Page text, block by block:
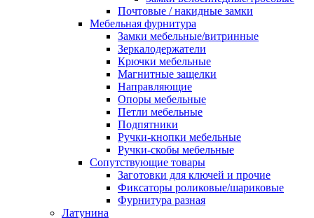
Почтовые / накидные замки
Мебельная фурнитура
Замки мебельные/витринные
Зеркалодержатели
Крючки мебельные
Магнитные защелки
Направляющие
Опоры мебельные
Петли мебельные
Подпятники
Ручки-кнопки мебельные
Ручки-скобы мебельные
Сопутствующие товары
Заготовки для ключей и прочие
Фиксаторы роликовые/шариковые
Фурнитура разная
Латунина